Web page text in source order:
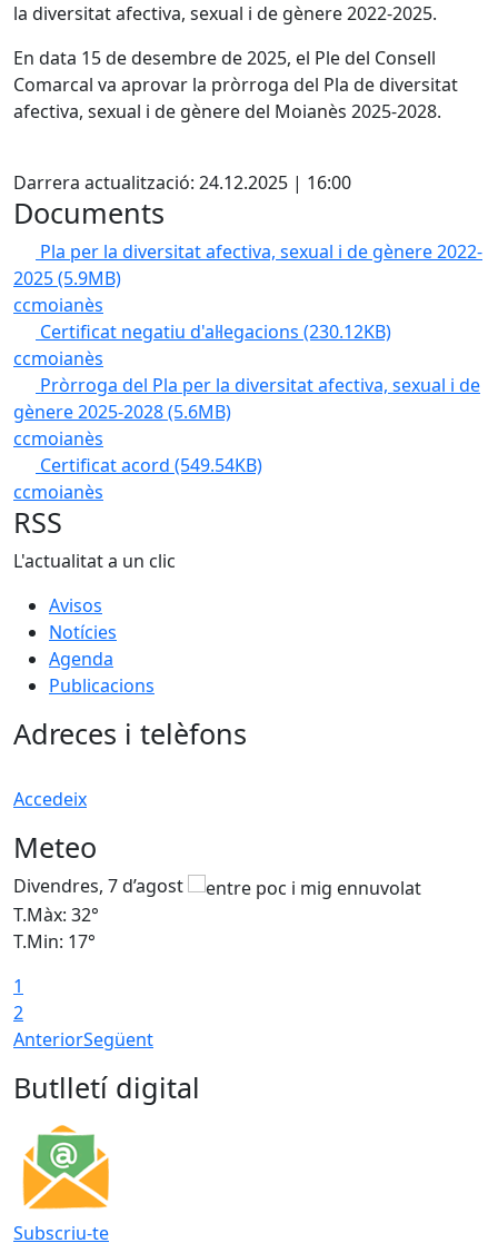
la diversitat afectiva, sexual i de gènere 2022-2025.
En data 15 de desembre de 2025, el Ple del Consell
Comarcal va aprovar la pròrroga del Pla de diversitat
afectiva, sexual i de gènere del Moianès 2025-2028.
Darrera actualització: 24.12.2025 | 16:00
Documents
Pla per la diversitat afectiva, sexual i de gènere 2022-
2025(5.9MB)
ccmoianès
Certificat negatiu d'al·legacions (230.12KB)
ccmoianès
Pròrroga del Pla per la diversitat afectiva, sexual i de
gènere 2025-2028(5.6MB)
ccmoianès
Certificat acord (549.54KB)
ccmoianès
RSS
L'actualitat a un clic
Avisos
Notícies
Agenda
Publicacions
Adreces i telèfons
Accedeix
Meteo
Divendres, 7 d’agost
T.Màx: 32°
T.Min: 17°
1
2
AnteriorSegüent
Butlletí digital
Subscriu-te